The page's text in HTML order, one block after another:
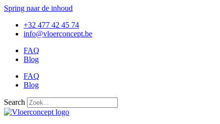
Spring naar de inhoud
+32 477 42 45 74
info@vloerconcept.be
FAQ
Blog
FAQ
Blog
Search